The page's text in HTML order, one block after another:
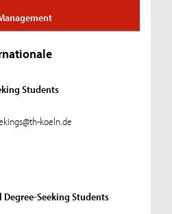
Students
koeln.de
Seeking Students